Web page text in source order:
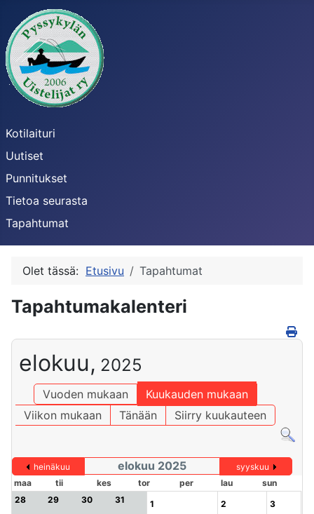
Kotilaituri
Uutiset
Punnitukset
Tietoa seurasta
Tapahtumat
Olet tässä: Etusivu Tapahtumat
Tapahtumakalenteri
elokuu, 2025
Vuoden mukaan
Kuukauden mukaan
Viikon mukaan
Tänään Siirry kuukauteen
heinäkuu elokuu 2025
syyskuu
maa
tii kes tor per lau
sun
28
29 30 31 1 2 3